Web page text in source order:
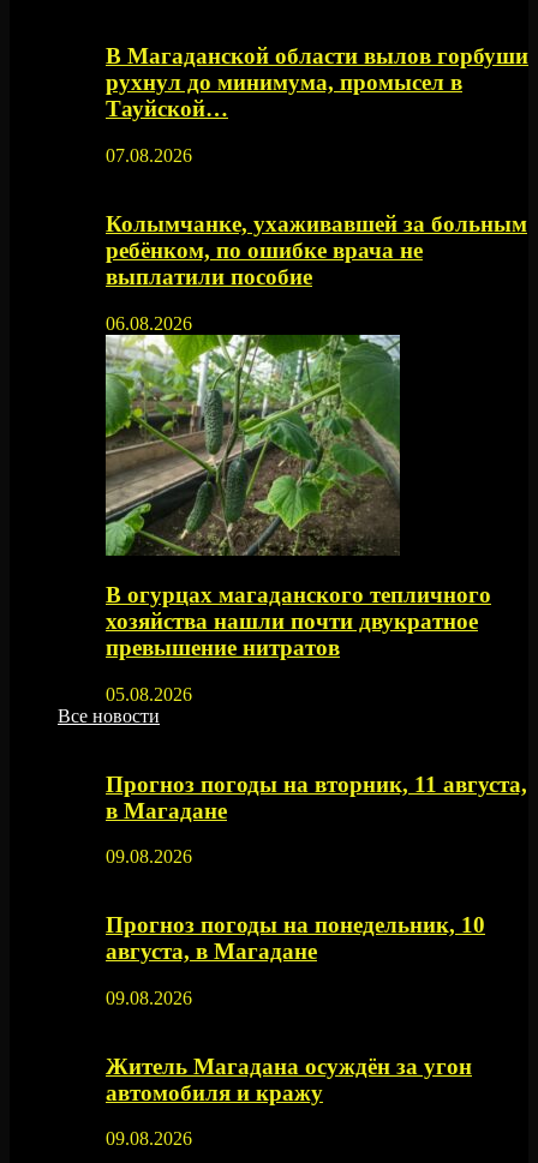
В Магаданской области вылов горбуши
рухнул до минимума, промысел в
Тауйской…
07.08.2026
Колымчанке, ухаживавшей за больным
ребёнком, по ошибке врача не
выплатили пособие
06.08.2026
В огурцах магаданского тепличного
хозяйства нашли почти двукратное
превышение нитратов
05.08.2026
Все новости
Прогноз погоды на вторник, 11 августа,
в Магадане
09.08.2026
Прогноз погоды на понедельник, 10
августа, в Магадане
09.08.2026
Житель Магадана осуждён за угон
автомобиля и кражу
09.08.2026